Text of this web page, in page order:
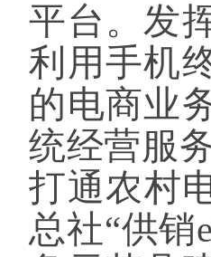
平台。发
利用手机
的电商业
统经营服
打通农村
总社“供